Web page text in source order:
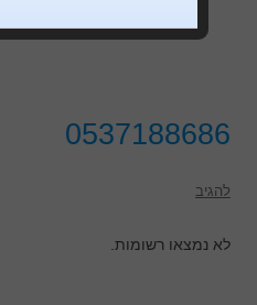
0537188686
להגיב
לא נמצאו רשומות.